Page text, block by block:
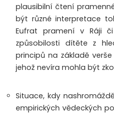
plausibilní čtení
být různé interpretace
Eufrat pramení v Ráji
způsobilosti dítěte z
principů na základě
jehož nevíra mohla být
Situace, kdy
empirických vědeckých